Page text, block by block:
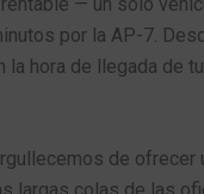
por la AP-7.
hora de llegada de
de